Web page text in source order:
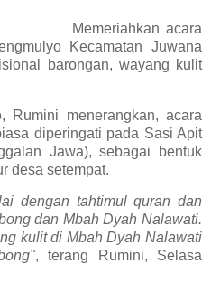
Memeriahkan acara
Kecamatan Juwana
barongan, wayang kulit
Rumini menerangkan, acara
diperingati pada Sasi Apit
Jawa), sebagai bentuk
desa setempat.
dengan tahtimul quran dan
dan Mbah Dyah Nalawati.
kulit di Mbah Dyah Nalawati
, terang Rumini, Selasa